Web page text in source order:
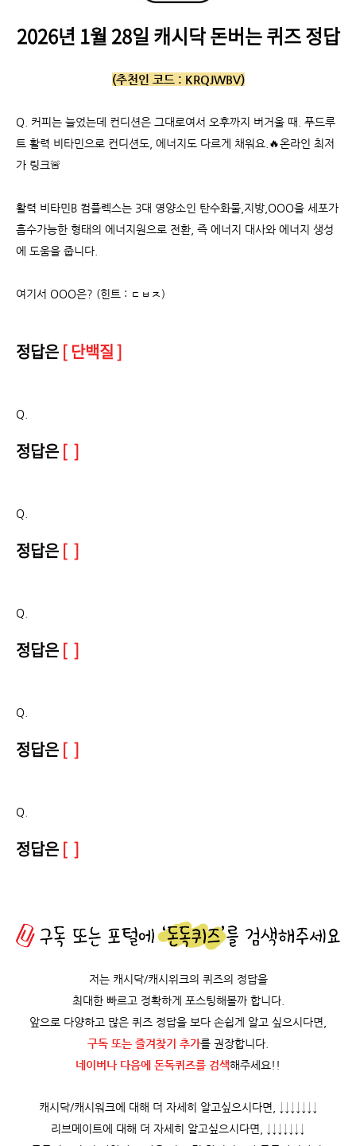
2026년 1월 28일캐시닥 돈버는 퀴즈 정답
(추천인 코드 : KRQJWBV)
Q. 커피는 늘었는데 컨디션은 그대로여서 오후까지 버거울 때. 푸드루
트 활력 비타민으로 컨디션도, 에너지도 다르게 채워요.🔥온라인 최저
가 링크🚨
활력 비타민B 컴플렉스는 3대 영양소인 탄수화물,지방,OOO을 세포가
흡수가능한 형태의 에너지원으로 전환, 즉 에너지 대사와 에너지 생성
에 도움을 줍니다.
여기서 OOO은? (힌트 : ㄷㅂㅈ)
정답은 [ 단백질 ]
Q.
정답은 [ ]
Q.
정답은 [ ]
Q.
정답은 [ ]
Q.
정답은 [ ]
Q.
정답은 [ ]
저는 캐시닥/캐시위크의 퀴즈의 정답을
최대한 빠르고 정확하게 포스팅해볼까 합니다.
앞으로 다양하고 많은 퀴즈 정답을 보다 손쉽게 알고 싶으시다면,
구독 또는 즐겨찾기 추가를 권장합니다.
네이버나 다음에 돈독퀴즈를 검색해주세요!!
캐시닥/캐시워크에 대해 더 자세히 알고싶으시다면, ↓↓↓↓↓↓↓
리브메이트에 대해 더 자세히 알고싶으시다면, ↓↓↓↓↓↓↓